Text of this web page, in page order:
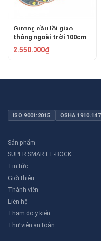
Gương cầu lồi giao
thông ngoài trời 100cm
KLC-0100
2.550.000₫
ISO 9001:2015 OSHA 1910.147
Sản phẩm
SUPER SMART E-BOOK
Tin tức
Giới thiệu
Thành viên
Liên hệ
Thăm dò ý kiến
Thư viên an toàn